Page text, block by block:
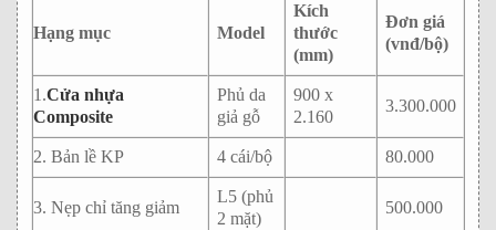
Hạng mục Model
Kích
thước
(mm)
Đơn giá
(vnđ/bộ)
1.Cửa nhựa
Composite
Phủ da
giả gỗ
900 x
2.160
3.300.000
2. Bản lề KP 4 cái/bộ 80.000
3. Nẹp chỉ tăng giảm
L5 (phủ
2 mặt)
500.000